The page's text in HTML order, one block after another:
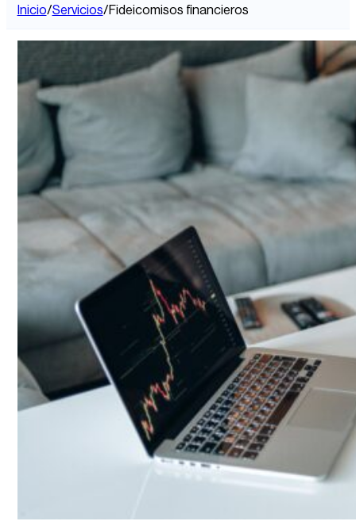
Inicio/Servicios/Fideicomisos financieros